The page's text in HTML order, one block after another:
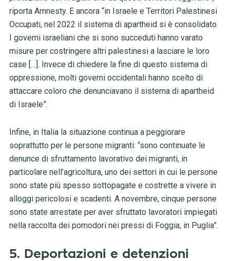
riporta Amnesty. E ancora “in Israele e Territori Palestinesi
Occupati, nel 2022 il sistema di apartheid si è consolidato.
I governi israeliani che si sono succeduti hanno varato
misure per costringere altri palestinesi a lasciare le loro
case […]. Invece di chiedere la fine di questo sistema di
oppressione, molti governi occidentali hanno scelto di
attaccare coloro che denunciavano il sistema di apartheid
di Israele”.
Infine, in Italia la situazione continua a peggiorare
soprattutto per le persone migranti: “sono continuate le
denunce di sfruttamento lavorativo dei migranti, in
particolare nell’agricoltura, uno dei settori in cui le persone
sono state più spesso sottopagate e costrette a vivere in
alloggi pericolosi e scadenti. A novembre, cinque persone
sono state arrestate per aver sfruttato lavoratori impiegati
nella raccolta dei pomodori nei pressi di Foggia, in Puglia”.
5. Deportazioni e detenzioni